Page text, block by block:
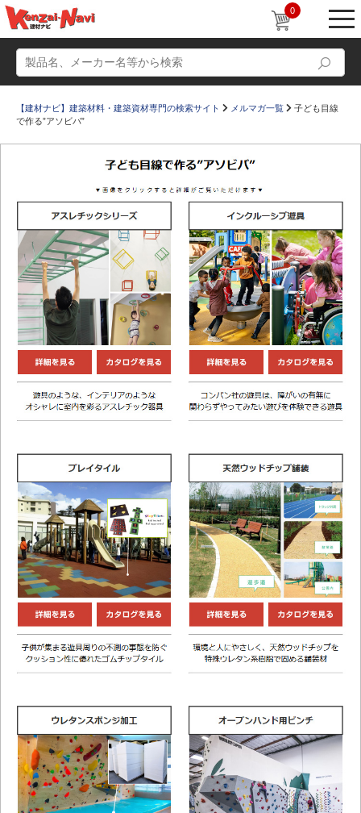
0
動画 ショールーム
かたなび コラム
すまいリング 設計士インタビュー
Q＆A 販売・施工代理店募集
お気に入り
【建材ナビ】建築材料・建築資材専門の検索サイト メルマガ一覧
子ども目線
で作る”アソビバ”